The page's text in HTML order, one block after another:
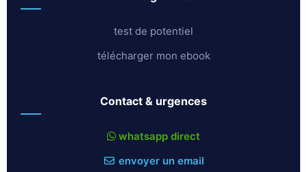
test de potentiel
télécharger mon ebook
contact & urgences
whatsapp direct
envoyer un email